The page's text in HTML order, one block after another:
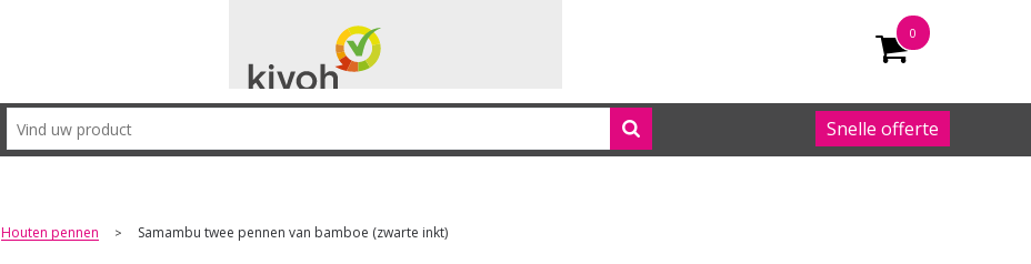
0
Snelle offerte
Houten pennen > Samambu twee pennen van bamboe (zwarte inkt)